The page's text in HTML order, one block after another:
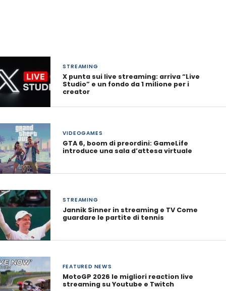
STREAMING
X punta sui live streaming: arriva “Live
Studio” e un fondo da 1 milione per i
creator
VIDEOGAMES
GTA 6, boom di preordini: GameLife
introduce una sala d’attesa virtuale
STREAMING
Jannik Sinner in streaming e TV Come
guardare le partite di tennis
FEATURED NEWS
MotoGP 2026 le migliori reaction live
streaming su Youtube e Twitch